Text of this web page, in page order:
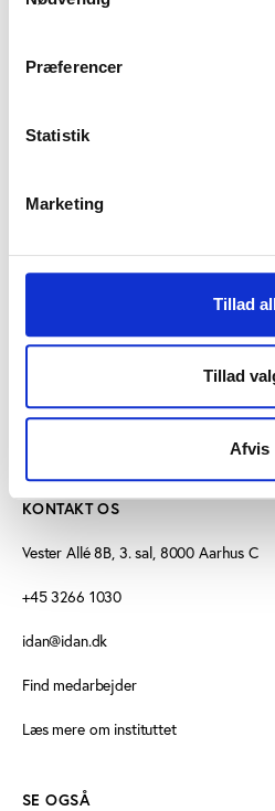
Præferencer
Statistik
Marketing
Tillad
Tillad
Afvis
større internationale
sportsgrenen samt
begivenheden," siger han i
Han siger samtidig, at
forsøgt at undgå at skabe
af de økonomiske gevinster,
KONTAKT OS
Vester Allé 8B, 3. sal, 8000 Aarhus C
+45 3266 1030
idan@idan.dk
Find medarbejder
Læs mere om instituttet
SE OGSÅ